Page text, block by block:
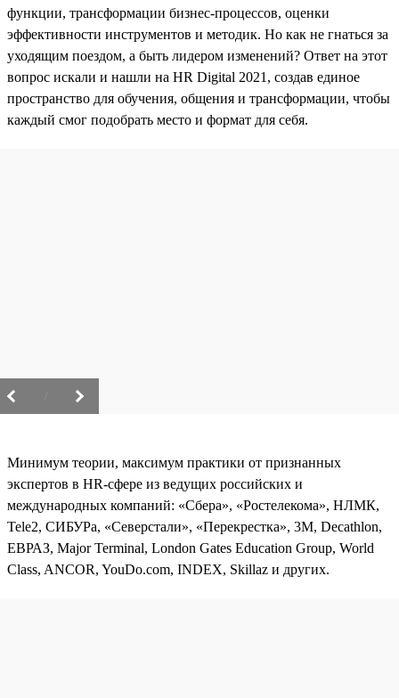
функции, трансформации бизнес-процессов, оценки
эффективности инструментов и методик. Но как не гнаться за
уходящим поездом, а быть лидером изменений? Ответ на этот
вопрос искали и нашли на HR Digital 2021, создав единое
пространство для обучения, общения и трансформации, чтобы
каждый смог подобрать место и формат для себя.
Минимум теории, максимум практики от признанных
экспертов в HR-сфере из ведущих российских и
международных компаний: «Сбера», «Ростелекома», НЛМК,
Tele2, СИБУРа, «Северстали», «Перекрестка», 3М, Decathlon,
ЕВРАЗ, Major Terminal, London Gates Education Group, World
Class, ANCOR, YouDo.com, INDEX, Skillaz и других.